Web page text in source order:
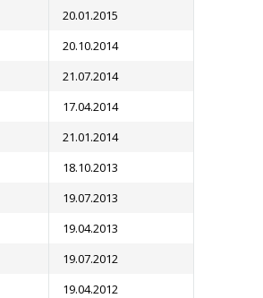
20.01.2015
20.10.2014
21.07.2014
17.04.2014
21.01.2014
18.10.2013
19.07.2013
19.04.2013
19.07.2012
19.04.2012